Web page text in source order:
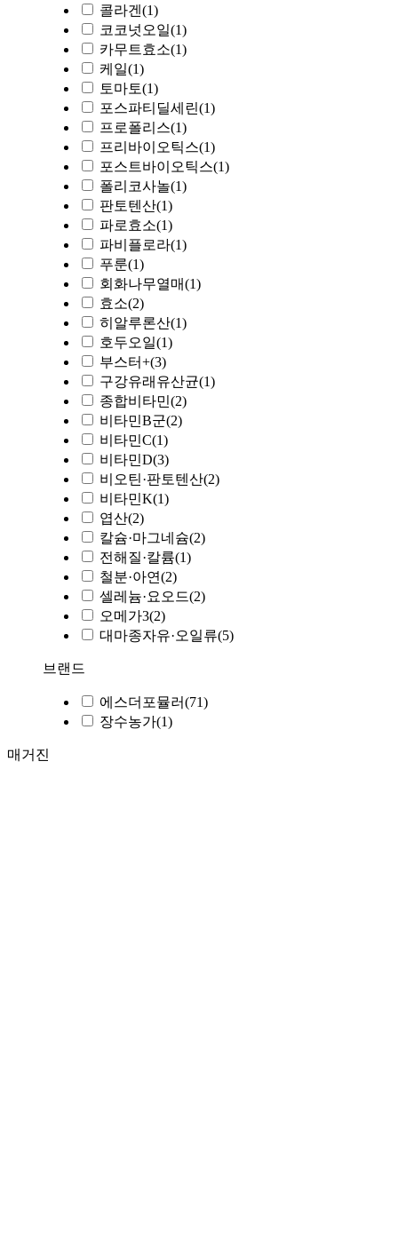
콜라겐 (1)
코코넛오일(1)
카무트효소(1)
케일(1)
토마토(1)
포스파티딜세린(1)
프로폴리스(1)
프리바이오틱스(1)
포스트바이오틱스(1)
폴리코사놀(1)
판토텐산(1)
파로효소(1)
파비플로라(1)
푸룬(1)
회화나무열매(1)
효소(2)
히알루론산(1)
호두오일(1)
부스터+(3)
구강유래유산균(1)
종합비타민(2)
비타민B군(2)
비타민C(1)
비타민D(3)
비오틴·판토텐산(2)
비타민K(1)
엽산(2)
칼슘·마그네슘(2)
전해질·칼륨(1)
철분·아연(2)
셀레늄·요오드(2)
오메가3(2)
대마종자유·오일류(5)
브랜드
에스더포뮬러(71)
장수농가(1)
매거진